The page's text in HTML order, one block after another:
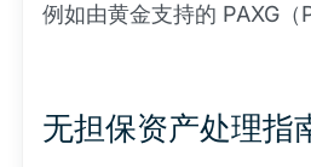
例如由黄金支持的 PAXG（
无担保资产处理指